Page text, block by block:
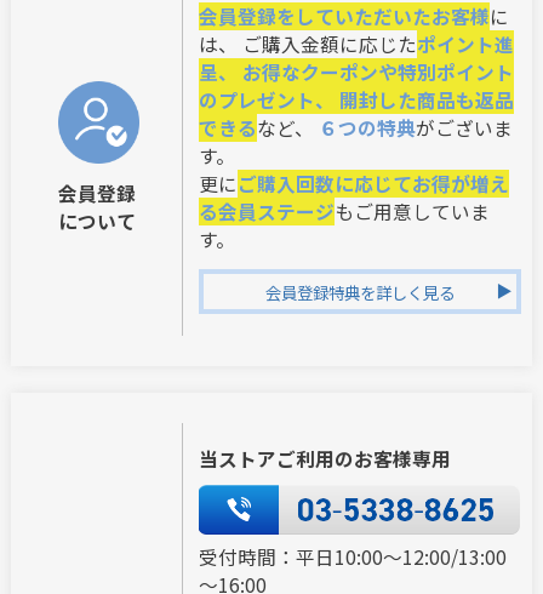
会員登録
について
会員登録をしていただいたお客様に
は、 ご購入金額に応じたポイント進
呈、 お得なクーポンや特別ポイント
のプレゼント、 開封した商品も返品
できるなど、 ６つの特典がございま
す。
更にご購入回数に応じてお得が増え
る会員ステージもご用意していま
す。
会員登録特典を詳しく見る
当ストアご利用のお客様専用
受付時間：平日10:00～12:00/13:00
～16:00